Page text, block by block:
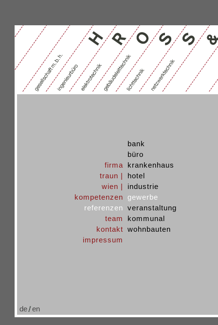
de en
firma
traun |
wien |
kompetenzen
referenzen
bank
büro
krankenhaus
hotel
industrie
gewerbe
veranstaltung
kommunal
wohnbauten
team
kontakt
impressum